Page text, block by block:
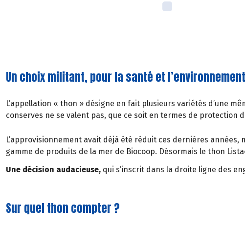
Un choix militant, pour la santé et l’environnement
L’appellation « thon » désigne en fait plusieurs variétés d’une
conserves ne se valent pas, que ce soit en termes de protection
L’approvisionnement avait déjà été réduit ces dernières
gamme de produits de la mer de Biocoop. Désormais le thon
Une décision audacieuse, qui s’inscrit dans la droite ligne des
Sur quel thon compter ?